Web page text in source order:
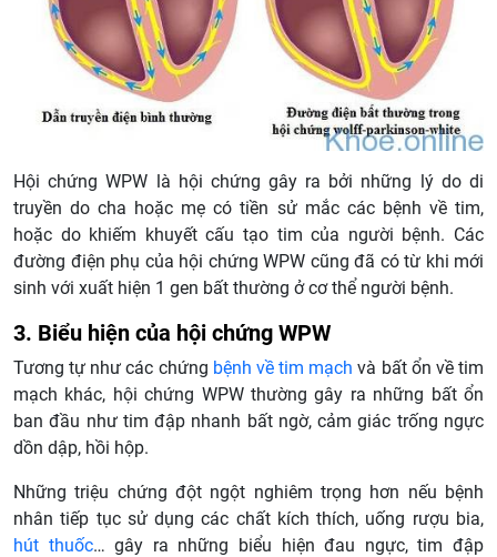
Hội chứng WPW là hội chứng gây ra bởi những lý do di
truyền do cha hoặc mẹ có tiền sử mắc các bệnh về tim,
hoặc do khiếm khuyết cấu tạo tim của người bệnh. Các
đường điện phụ của hội chứng WPW cũng đã có từ khi mới
sinh với xuất hiện 1 gen bất thường ở cơ thể người bệnh.
3. Biểu hiện của hội chứng WPW
Tương tự như các chứng bệnh về tim mạch và bất ổn về tim
mạch khác, hội chứng WPW thường gây ra những bất ổn
ban đầu như tim đập nhanh bất ngờ, cảm giác trống ngực
dồn dập, hồi hộp.
Những triệu chứng đột ngột nghiêm trọng hơn nếu bệnh
nhân tiếp tục sử dụng các chất kích thích, uống rượu bia,
hút thuốc… gây ra những biểu hiện đau ngực, tim đập